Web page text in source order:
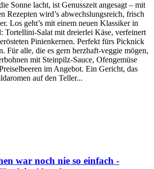
Sonne lacht, ist Genusszeit angesagt – mit
Rezepten wird’s abwechslungsreich, frisch
Los geht’s mit einem neuen Klassiker in
Tortellini-Salat mit dreierlei Käse, verfeinert
Pinienkernen. Perfekt fürs Picknick
Für alle, die es gern herzhaft-veggie mögen,
mit Steinpilz-Sauce, Ofengemüse
im Angebot. Ein Gericht, das
auf den Teller...
war noch nie so einfach -